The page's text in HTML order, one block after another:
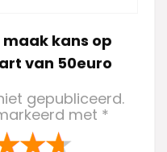
kans op
van 50euro
gepubliceerd.
met *